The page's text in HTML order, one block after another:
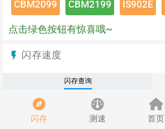
闪存 测速 首页
CBM2099 CBM2199 IS902E
点击绿色按钮有惊喜哦~
flash_on 闪存速度
推荐
闪存查询